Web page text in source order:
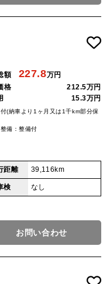
額 227.8万円
格
212.5万円
15.3万円
付(納車より1ヶ月又は1千km部分保
整備：整備付
距離 39,116km
検 なし
お問い合わせ